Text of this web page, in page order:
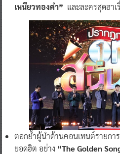
เหนียวทองคำ” และละครสุดฮาเ
ตอกย้ำผู้นำด้านคอนเทนต์รายกา
ยอดฮิต อย่าง “The Golden